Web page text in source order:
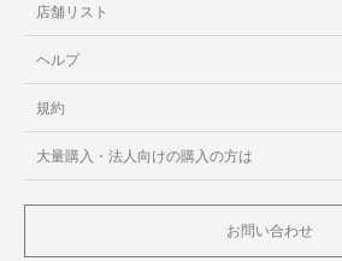
店舗リスト
ヘルプ
規約
大量購入・法人向けの購入の方は
お問い合わせ